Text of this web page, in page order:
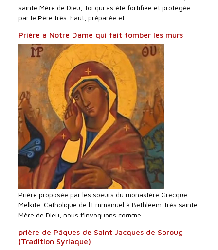
sainte Mère de Dieu, Toi qui as été fortifiée et protégée
par le Père très-haut, préparée et...
Prière à Notre Dame qui fait tomber les murs
Prière proposée par les soeurs du monastère Grecque-
Melkite-Catholique de l'Emmanuel à Bethléem Très sainte
Mère de Dieu, nous t'invoquons comme...
prière de Pâques de Saint Jacques de Saroug
(Tradition Syriaque)